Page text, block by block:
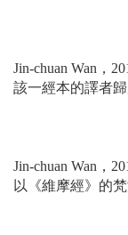
Jin-chuan Wan，
該一經本的譯者
Jin-chuan Wan，
以《維摩經》的